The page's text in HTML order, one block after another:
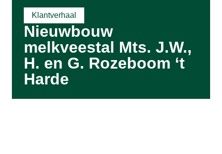
Klantverhaal
Nieuwbouw
melkveestal Mts. J.W.,
H. en G. Rozeboom ‘t
Harde